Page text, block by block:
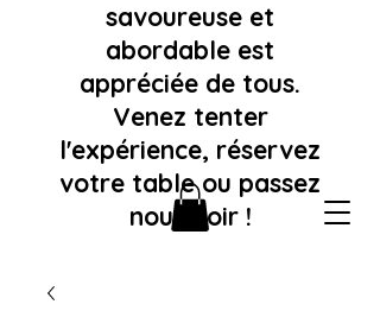
savoureuse et
abordable est
appréciée de tous.
Venez tenter
l'expérience, réservez
votre table ou passez
nous voir !